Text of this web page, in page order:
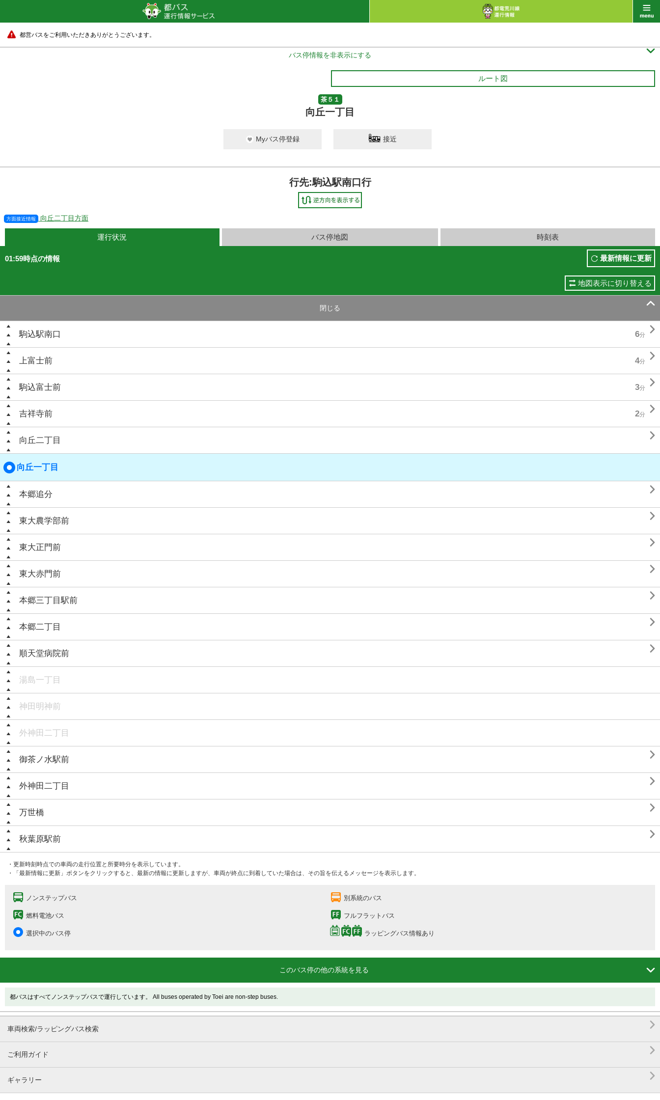
都営バスをご利用いただきありがとうございます。
バス停情報を非表示にする 
ルート図
茶５１
向丘一丁目
Myバス停登録 接近
行先:駒込駅南口行
方面接近情報 向丘二丁目方面
運行状況 バス停地図 時刻表
01:59時点の情報 最新情報に更新
地図表示に切り替える
閉じる 
駒込駅南口 6分 
上富士前 4分 
駒込富士前 3分 
吉祥寺前 2分 
向丘二丁目 
向丘一丁目
本郷追分 
東大農学部前 
東大正門前 
東大赤門前 
本郷三丁目駅前 
本郷二丁目 
順天堂病院前 
湯島一丁目
神田明神前
外神田二丁目
御茶ノ水駅前 
外神田二丁目 
万世橋 
秋葉原駅前 
・更新時刻時点での車両の走行位置と所要時分を表示しています。
・「最新情報に更新」ボタンをクリックすると、最新の情報に更新しますが、車両が終点に到着していた場合は、その旨を伝えるメッセージを表示します。
ノンステップバス 別系統のバス
燃料電池バス フルフラットバス
選択中のバス停 ラッピングバス情報あり
このバス停の他の系統を見る 
都バスはすべてノンステップバスで運行しています。 All buses operated by Toei are non-step buses.
車両検索/ラッピングバス検索 
ご利用ガイド 
ギャラリー 